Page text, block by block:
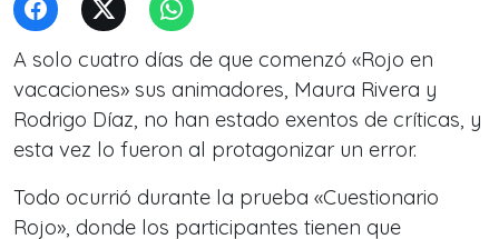
A solo cuatro días de que comenzó «Rojo en
vacaciones» sus animadores, Maura Rivera y
Rodrigo Díaz, no han estado exentos de críticas, y
esta vez lo fueron al protagonizar un error.
Todo ocurrió durante la prueba «Cuestionario
Rojo», donde los participantes tienen que